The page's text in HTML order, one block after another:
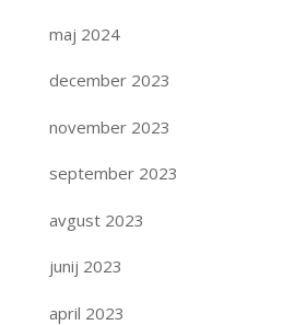
maj 2024
december 2023
november 2023
september 2023
avgust 2023
junij 2023
april 2023